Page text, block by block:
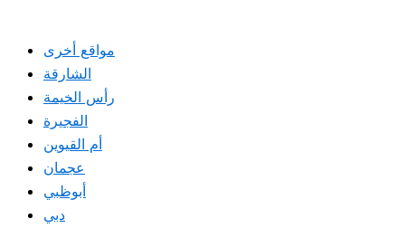
مواقع أخرى
الشارقة
رأس الخيمة
الفجيرة
أم القيوين
عجمان
أبوظبي
دبي